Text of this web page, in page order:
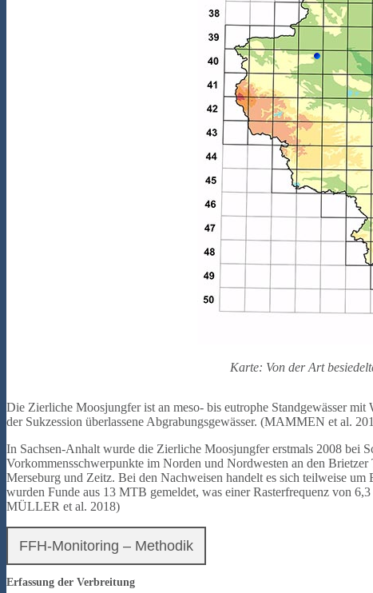
Karte: Von der Art
Die Zierliche Moosjungfer ist an meso- bis eutrophe Standgewässer
der Sukzession überlassene Abgrabungsgewässer. (MAMMEN et al.
In Sachsen-Anhalt wurde die Zierliche Moosjungfer erstmals 2008 bei
Vorkommensschwerpunkte im Norden und Nordwesten an den
Merseburg und Zeitz. Bei den Nachweisen handelt es sich teilweise
wurden Funde aus 13 MTB gemeldet, was einer Rasterfrequenz von
MÜLLER et al. 2018)
FFH-Monitoring – Methodik
Erfassung der Verbreitung